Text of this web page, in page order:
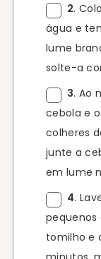
2.
água e
lume
solte-a
3. Ao
cebola e
colheres
junte a
em lume
4.
pequenos
tomilho e